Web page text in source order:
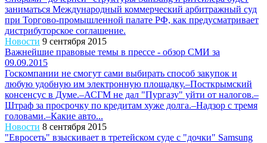
заниматься Международный коммерческий арбитражный суд
при Торгово-промышленной палате РФ, как предусматривает
дистрибуторское соглашение.
Новости 9 сентября 2015
Важнейшие правовые темы в прессе - обзор СМИ за
09.09.2015
Госкомпании не смогут сами выбирать способ закупок и
любую удобную им электронную площадку.–Посткрымский
консенсус в Думе.–АСГМ не дал "Пургазу" уйти от налогов.–
Штраф за просрочку по кредитам хуже долга.–Надзор с тремя
головами.–Какие авто...
Новости 8 сентября 2015
"Евросеть" взыскивает в третейском суде с "дочки" Samsung